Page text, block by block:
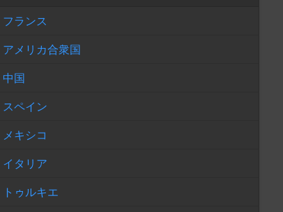
フランス
アメリカ合衆国
中国
スペイン
メキシコ
イタリア
トゥルキエ